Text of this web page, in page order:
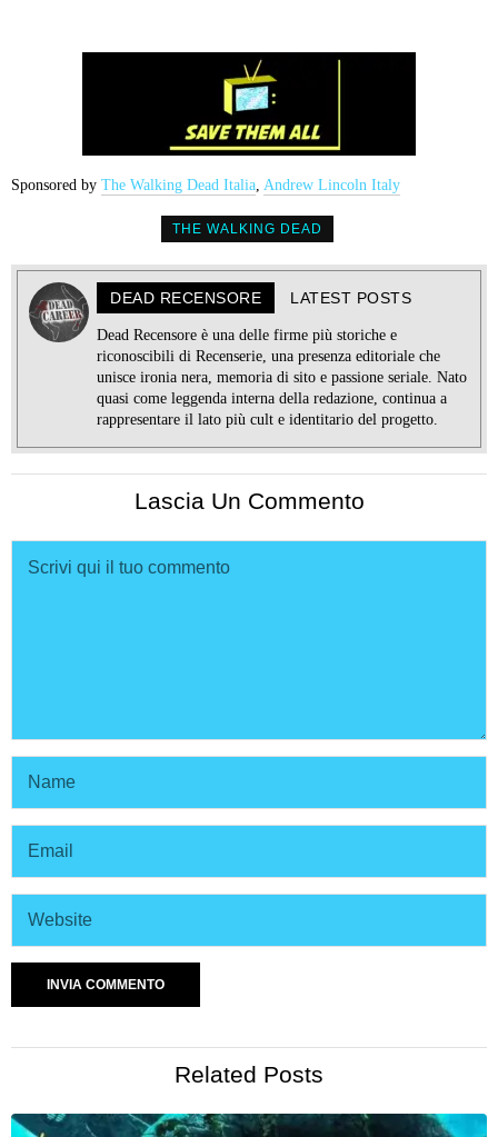
Sponsored by The Walking Dead Italia, Andrew Lincoln Italy
THE WALKING DEAD
DEAD RECENSORE LATEST POSTS
Dead Recensore è una delle firme più storiche e
riconoscibili di Recenserie, una presenza editoriale che
unisce ironia nera, memoria di sito e passione seriale. Nato
quasi come leggenda interna della redazione, continua a
rappresentare il lato più cult e identitario del progetto.
Lascia Un Commento
Related Posts